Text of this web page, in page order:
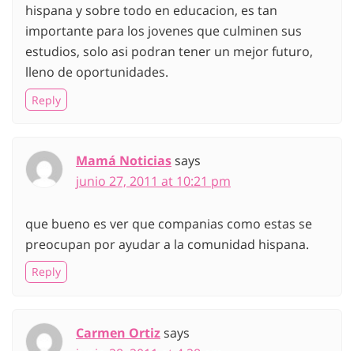
hispana y sobre todo en educacion, es tan
importante para los jovenes que culminen sus
estudios, solo asi podran tener un mejor futuro,
lleno de oportunidades.
Reply
Mamá Noticiassays
junio 27, 2011 at 10:21 pm
que bueno es ver que companias como estas se
preocupan por ayudar a la comunidad hispana.
Reply
Carmen Ortizsays